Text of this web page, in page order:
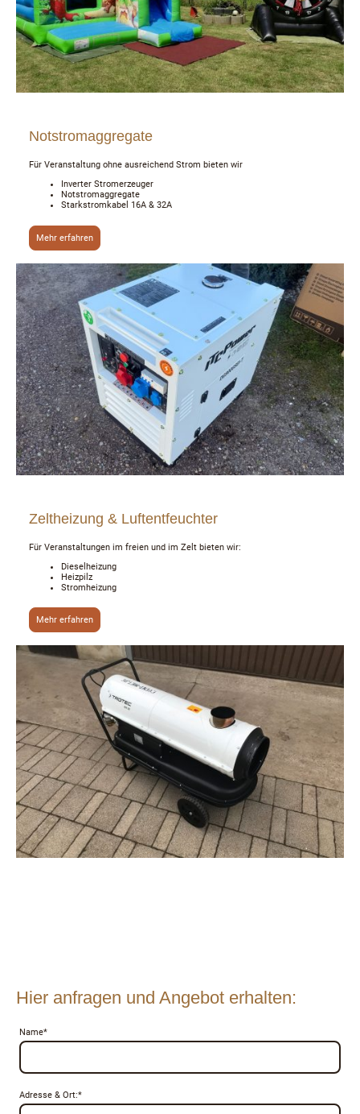
Notstromaggregate
Für Veranstaltung ohne ausreichend Strom bieten wir
Inverter Stromerzeuger
Notstromaggregate
Starkstromkabel 16A & 32A
Mehr erfahren
Zeltheizung & Luftentfeuchter
Für Veranstaltungen im freien und im Zelt bieten wir:
Dieselheizung
Heizpilz
Stromheizung
Mehr erfahren
Hier anfragen und Angebot erhalten:
Name*
Adresse & Ort:*